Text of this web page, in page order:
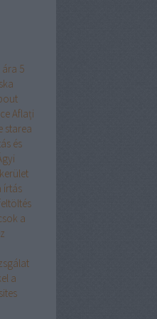
ára 5
Aflați
starea
és
írtás
a
a